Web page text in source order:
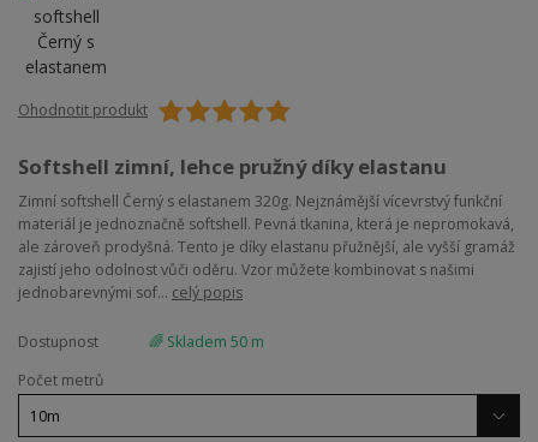
Ohodnotit produkt
Softshell zimní, lehce pružný díky elastanu
Zimní softshell Černý s elastanem 320g. Nejznámější vícevrstvý funkční
materiál je jednoznačně softshell. Pevná tkanina, která je nepromokavá,
ale zároveň prodyšná. Tento je díky elastanu přužnější, ale vyšší gramáž
zajistí jeho odolnost vůči oděru. Vzor můžete kombinovat s našimi
jednobarevnými sof... celý popis
Dostupnost
🌈 Skladem 50 m
Počet metrů